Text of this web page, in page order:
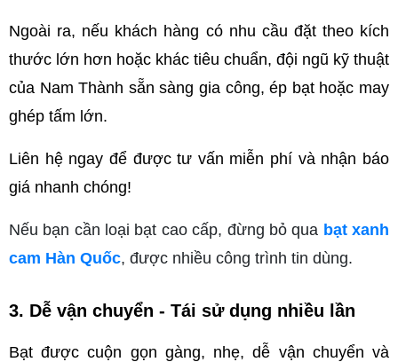
Ngoài ra, nếu khách hàng có nhu cầu đặt theo kích
thước lớn hơn hoặc khác tiêu chuẩn, đội ngũ kỹ thuật
của Nam Thành sẵn sàng gia công, ép bạt hoặc may
ghép tấm lớn.
Liên hệ ngay để được tư vấn miễn phí và nhận báo
giá nhanh chóng!
Nếu bạn cần loại bạt cao cấp, đừng bỏ qua bạt xanh
cam Hàn Quốc, được nhiều công trình tin dùng.
3. Dễ vận chuyển - Tái sử dụng nhiều lần
Bạt được cuộn gọn gàng, nhẹ, dễ vận chuyển và